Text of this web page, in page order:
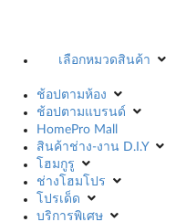
เลือกหมวดสินค้า
ช้อปตามห้อง
ช้อปตามแบรนด์
HomePro Mall
สินค้าช่าง-งาน D.I.Y
โฮมกูรู
ช่างโฮมโปร
โปรเด็ด
บริการพิเศษ